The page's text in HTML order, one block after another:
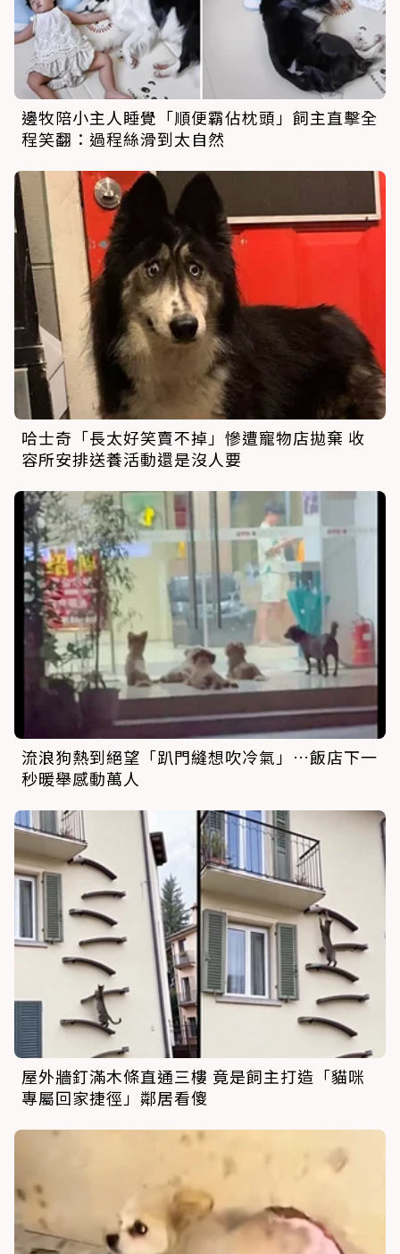
邊牧陪小主人睡覺「順便霸佔枕頭」飼主直擊全
程笑翻：過程絲滑到太自然
哈士奇「長太好笑賣不掉」慘遭寵物店拋棄 收
容所安排送養活動還是沒人要
流浪狗熱到絕望「趴門縫想吹冷氣」…飯店下一
秒暖舉感動萬人
屋外牆釘滿木條直通三樓 竟是飼主打造「貓咪
專屬回家捷徑」鄰居看傻